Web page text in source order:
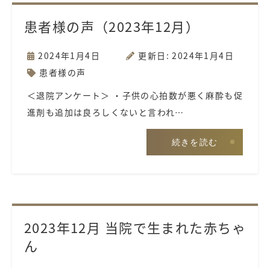
患者様の声（2023年12月）
2024年1月4日
更新日: 2024年1月4日
患者様の声
＜退院アンケート＞ ・子供の心拍数が悪く麻酔も促
進剤も追加は良ろしくないと言われ…
続きを読む
2023年12月 当院で生まれた赤ちゃ
ん